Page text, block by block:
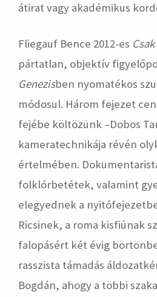
átirat vagy akadémikus
Fliegauf Bence 2012-es
pártatlan, objektív
Genezisben nyomatékos
módosul. Három fejezet
fejébe költözünk –Dobos
kameratechnikája révén
értelmében.
folklórbetétek, valamint
elegyednek a
Ricsinek, a roma kisfiúnak
falopásért két évig
rasszista támadás
Bogdán, ahogy a többi